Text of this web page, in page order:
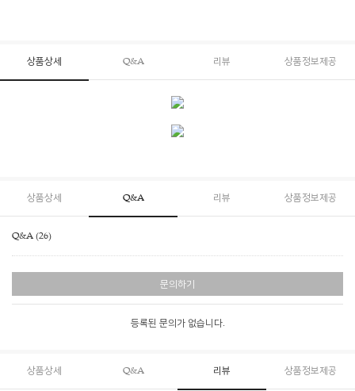
상품상세 Q&A 리뷰 상품정보제공
상품상세 Q&A 리뷰 상품정보제공
Q&A (26)
문의하기
등록된 문의가 없습니다.
상품상세 Q&A 리뷰 상품정보제공